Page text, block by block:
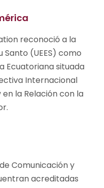
reconoció a la
Santo (UEES) como
Ecuatoriana situada
Internacional
la Relación con la
Comunicación y
acreditadas